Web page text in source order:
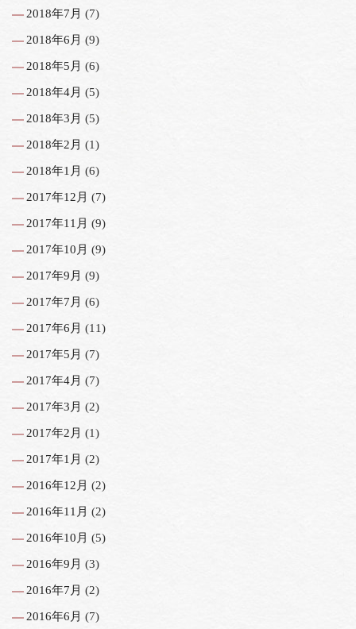
2018年7月 (7)
2018年6月 (9)
2018年5月 (6)
2018年4月 (5)
2018年3月 (5)
2018年2月 (1)
2018年1月 (6)
2017年12月 (7)
2017年11月 (9)
2017年10月 (9)
2017年9月 (9)
2017年7月 (6)
2017年6月 (11)
2017年5月 (7)
2017年4月 (7)
2017年3月 (2)
2017年2月 (1)
2017年1月 (2)
2016年12月 (2)
2016年11月 (2)
2016年10月 (5)
2016年9月 (3)
2016年7月 (2)
2016年6月 (7)